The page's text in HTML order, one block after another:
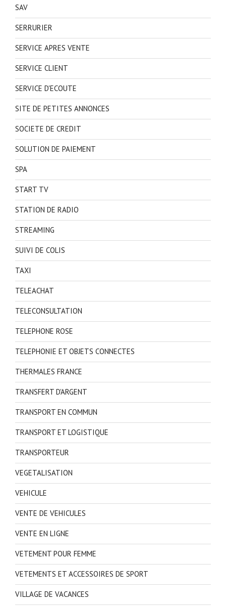
SAV
SERRURIER
SERVICE APRES VENTE
SERVICE CLIENT
SERVICE D'ECOUTE
SITE DE PETITES ANNONCES
SOCIETE DE CREDIT
SOLUTION DE PAIEMENT
SPA
START TV
STATION DE RADIO
STREAMING
SUIVI DE COLIS
TAXI
TELEACHAT
TELECONSULTATION
TELEPHONE ROSE
TELEPHONIE ET OBJETS CONNECTES
THERMALES FRANCE
TRANSFERT D'ARGENT
TRANSPORT EN COMMUN
TRANSPORT ET LOGISTIQUE
TRANSPORTEUR
VEGETALISATION
VEHICULE
VENTE DE VEHICULES
VENTE EN LIGNE
VETEMENT POUR FEMME
VETEMENTS ET ACCESSOIRES DE SPORT
VILLAGE DE VACANCES